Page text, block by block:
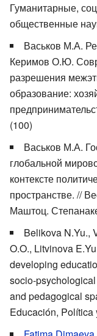
Гуманитарные,
общественные
Васьков М.А.
Керимов О.Ю.
разрешения
образование:
(100)
Васьков М.А.
глобальной
контексте
пространстве. //
Маштоц.
Belikova N.Yu.,
O.O., Litvinova
developing
socio-
and pedagogical
Educación,